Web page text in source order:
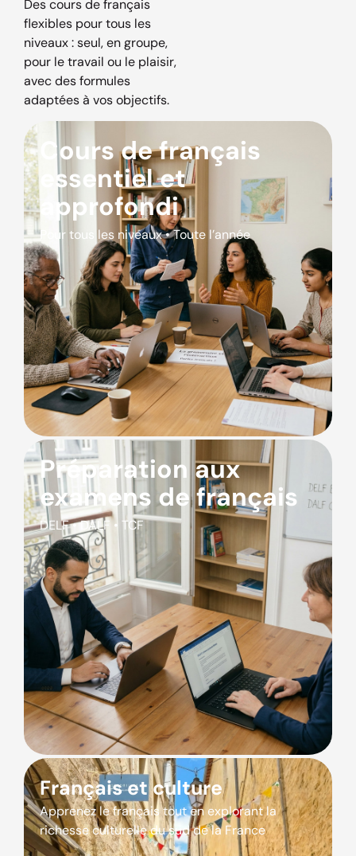
Des cours de français
flexibles pour tous les
niveaux : seul, en groupe,
pour le travail ou le plaisir,
avec des formules
adaptées à vos objectifs.
Cours de français
essentiel et
approfondi
Pour tous les niveaux • Toute l’année
Préparation aux
examens de français
DELF • DALF • TCF
Français et culture
Apprenez le français tout en explorant la
richesse culturelle du sud de la France